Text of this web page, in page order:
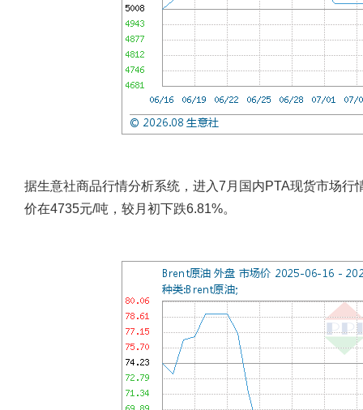
据生意社商品行情分析系统，进入7月国内PTA现货市场
价在4735元/吨，较月初下跌6.81%。